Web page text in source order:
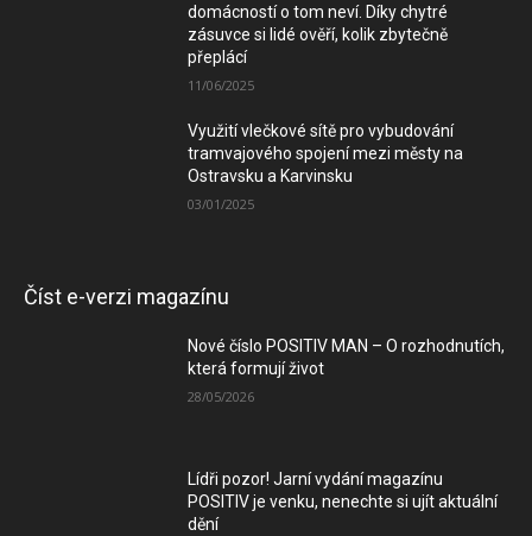
domácností o tom neví. Díky chytré
zásuvce si lidé ověří, kolik zbytečně
přeplácí
11/06/2025
Využití vlečkové sítě pro vybudování
tramvajového spojení mezi městy na
Ostravsku a Karvinsku
03/01/2025
Číst e-verzi magazínu
Nové číslo POSITIV MAN – O rozhodnutích,
která formují život
28/05/2026
Lídři pozor! Jarní vydání magazínu
POSITIV je venku, nenechte si ujít aktuální
dění